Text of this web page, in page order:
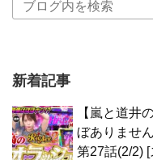
新着記事
【嵐と道井
ぼありませ
第27話(2/2)